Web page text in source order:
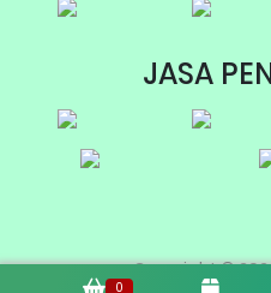
0
JASA
Copyright ©